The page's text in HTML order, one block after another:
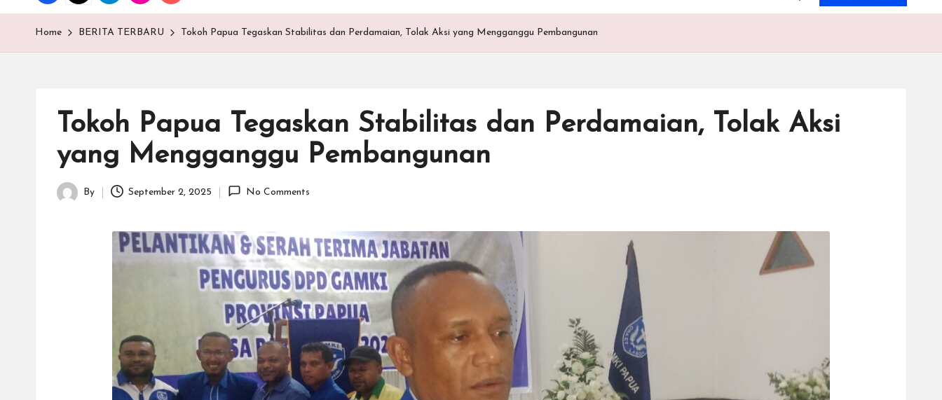
E
M
Home BERITA TERBARU Tokoh Papua Tegaskan Stabilitas dan Perdamaian, Tolak Aksi yang Mengganggu Pembangunan
Tokoh Papua Tegaskan Stabilitas dan Perdamaian, Tolak Aksi
yang Mengganggu Pembangunan
Posted
By September 2, 2025 No Comments